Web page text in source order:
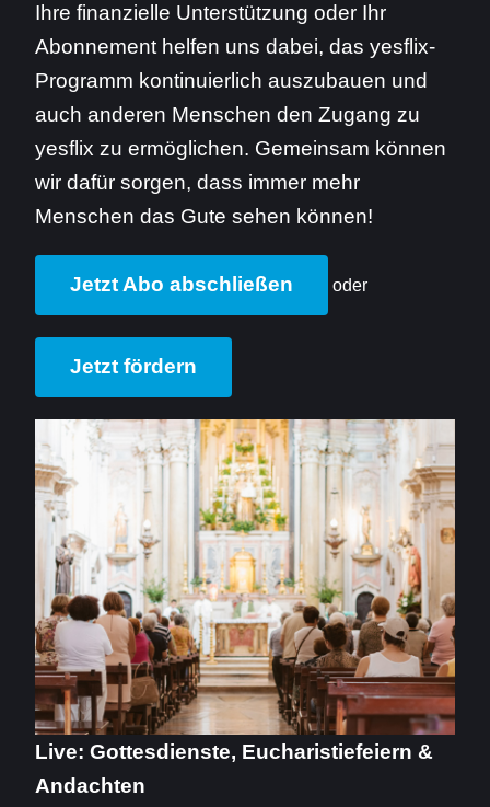
Ihre finanzielle Unterstützung oder Ihr
Abonnement helfen uns dabei, das yesflix-
Programm kontinuierlich auszubauen und
auch anderen Menschen den Zugang zu
yesflix zu ermöglichen. Gemeinsam können
wir dafür sorgen, dass immer mehr
Menschen das Gute sehen können!
Jetzt Abo abschließen oder
Jetzt fördern
Live: Gottesdienste, Eucharistiefeiern &
Andachten